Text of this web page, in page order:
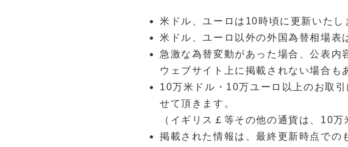
米ドル、ユーロは10時頃に更新いたし
米ドル、ユーロ以外の外国為替相場表
急激な為替変動があった場合、公表
ウェブサイト上に掲載されない場合も
10万米ドル・10万ユーロ以上のお取
せて頂きます。
（イギリス￡等その他の通貨は、10万
掲載された情報は、最終更新時点での